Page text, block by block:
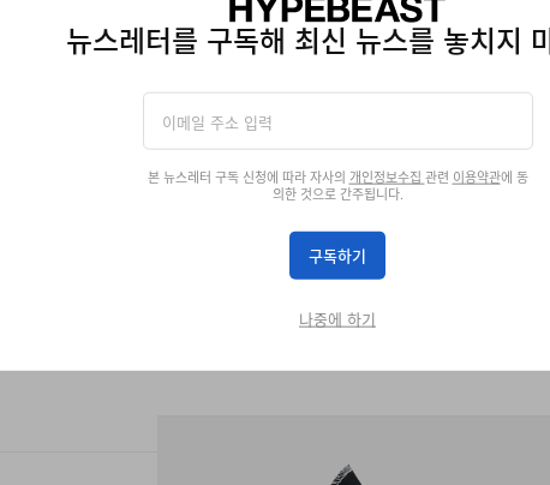
COMME
.
뉴스레터를 구독해 최신 뉴스를 놓치지
본 뉴스레터 구독 신청에 따라 자사의 개인정보수집 관련 이용약관에 동
의한 것으로 간주됩니다.
구독하기
나중에 하기